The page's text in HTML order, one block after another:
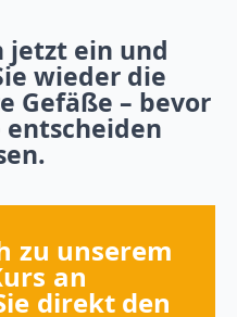
jetzt ein und
wieder die
Gefäße – bevor
entscheiden
zu unserem
an
direkt den